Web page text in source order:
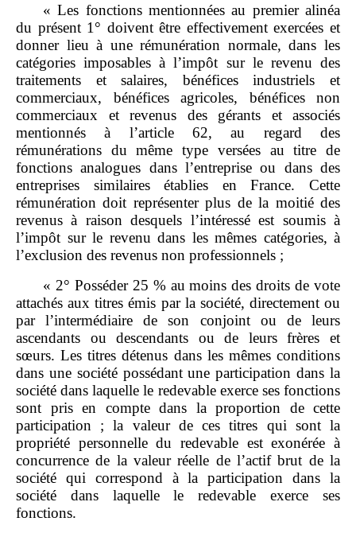
« Les fonctions mentionnées au premier alinéa
du présent 1° doivent être effectivement exercées et
donner lieu à une rémunération normale, dans les
catégories imposables à l’impôt sur le revenu des
traitements et salaires, bénéfices industriels et
commerciaux, bénéfices agricoles, bénéfices non
commerciaux et revenus des gérants et associés
mentionnés à l’article 62, au regard des
rémunérations du même type versées au titre de
fonctions analogues dans l’entreprise ou dans des
entreprises similaires établies en France. Cette
rémunération doit représenter plus de la moitié des
revenus à raison desquels l’intéressé est soumis à
l’impôt sur le revenu dans les mêmes catégories, à
l’exclusion des revenus non professionnels ;
« 2° Posséder 25 % au moins des droits de vote
attachés aux titres émis par la société, directement ou
par l’intermédiaire de son conjoint ou de leurs
ascendants ou descendants ou de leurs frères et
sœurs. Les titres détenus dans les mêmes conditions
dans une société possédant une participation dans la
société dans laquelle le redevable exerce ses fonctions
sont pris en compte dans la proportion de cette
participation ; la valeur de ces titres qui sont la
propriété personnelle du redevable est exonérée à
concurrence de la valeur réelle de l’actif brut de la
société qui correspond à la participation dans la
société dans laquelle le redevable exerce ses
fonctions.